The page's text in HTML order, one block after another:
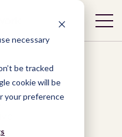
necessary
be tracked
cookie will be
your preference